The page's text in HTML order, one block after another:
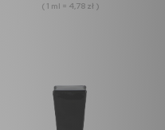
( 1 ml = 4,78 zł )